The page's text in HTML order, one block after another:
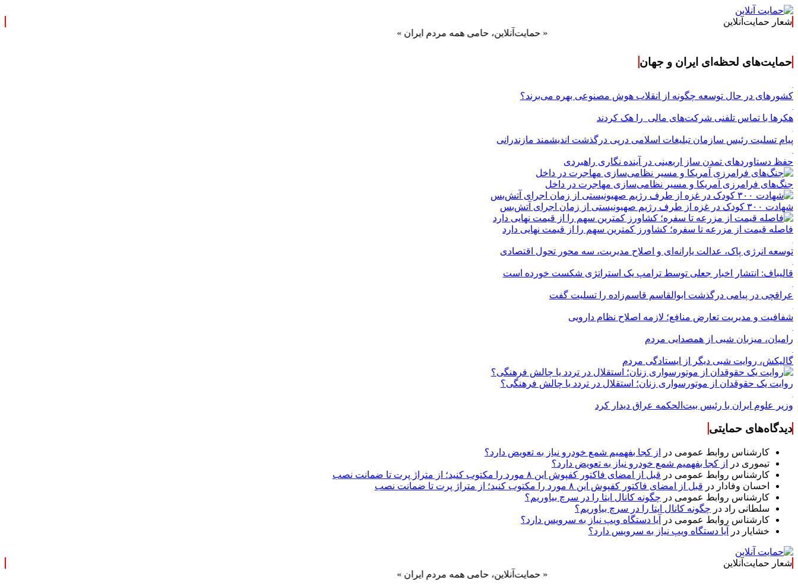
شعار حمایت‌آنلاین
« حمایت‌آنلاین، حامی همه مردم ایران »
حمایت‌های لحظه‌ای ایران و جهان
کشورهای در حال توسعه چگونه از انقلاب هوش مصنوعی بهره می‌برند؟
هکرها با تماس تلفنی شرکت‌های مالی را هک کردند
پیام تسلیت رئیس سازمان تبلیغات اسلامی درپی درگذشت اندیشمند مازندرانی
حفظ دستاوردهای تمدن ساز اربعینی در آینده نگاری راهبردی
جنگ‌های فرامرزی آمریکا و مسیر نظامی‌سازی مهاجرت در داخل
شهادت ۳۰۰ کودک در غزه از طرف رژیم صهیونیستی از زمان اجرای آتش‌بس
فاصله قیمت از مزرعه تا سفره؛ کشاورز کمترین سهم را از قیمت نهایی دارد
توسعه انرژی پاک، عدالت یارانه‌ای و اصلاح مدیریت، سه محور تحول اقتصادی
قالیباف: انتشار اخبار جعلی توسط ترامپ یک استراتژی شکست خورده است
عراقچی در پیامی درگذشت ابوالقاسم قاسم‌زاده را تسلیت گفت
شفافیت و مدیریت تعارض منافع؛ لازمه اصلاح نظام دارویی
رامیان، میزبان شبی از همصدایی مردم
گالیکش، روایت شبی دیگر از ایستادگی مردم
روایت یک حقوقدان از موتورسواری زنان؛ استقلال در تردد یا چالش فرهنگی؟
وزیر علوم ایران با رئیس بیت‌الحکمه عراق دیدار کرد
دیدگاه‌های حمایتی
کارشناس روابط عمومی در
از کجا بفهمیم شمع خودرو نیاز به تعویض دارد؟
تیموری در
از کجا بفهمیم شمع خودرو نیاز به تعویض دارد؟
کارشناس روابط عمومی در قبل از امضای فاکتور کفپوش این ۸ مورد را مکتوب کنید؛ از متراژ پرت تا ضمانت نصب
احسان وفادار در قبل از امضای فاکتور کفپوش این ۸ مورد را مکتوب کنید؛ از متراژ پرت تا ضمانت نصب
کارشناس روابط عمومی در چگونه کانال ایتا را در سرچ بیاوریم؟
سلطانی راد در چگونه کانال ایتا را در سرچ بیاوریم؟
کارشناس روابط عمومی در
آیا دستگاه ویپ نیاز به سرویس دارد؟
خشایار در آیا دستگاه ویپ نیاز به سرویس دارد؟
شعار حمایت‌آنلاین
« حمایت‌آنلاین، حامی همه مردم ایران »